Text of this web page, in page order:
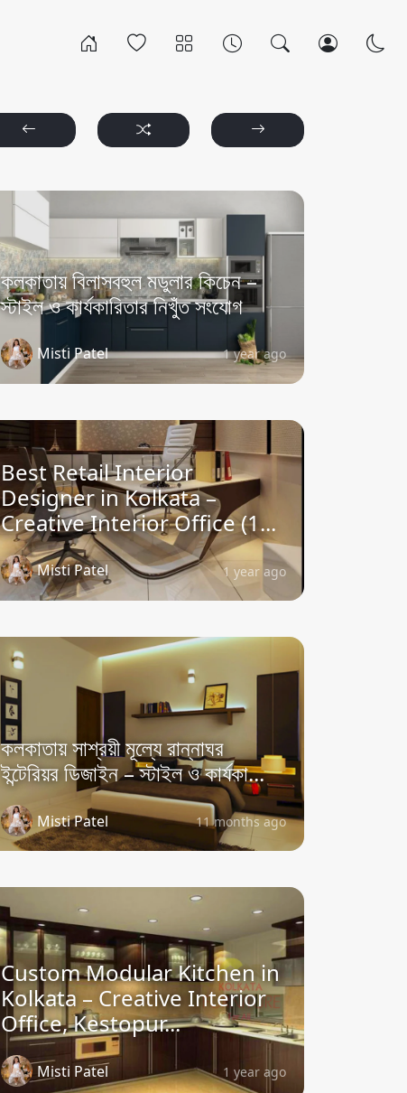
কলকাতায় বিলাসবহুল মডুলার কিচেন –
স্টাইল ও কার্যকারিতার নিখুঁত সংযোগ
Misti Patel 1 year ago
Best Retail Interior
Designer in Kolkata –
Creative Interior Office (1...
Misti Patel 1 year ago
কলকাতায় সাশ্রয়ী মূল্যে রান্নাঘর
ইন্টেরিয়র ডিজাইন – স্টাইল ও কার্যকা...
Misti Patel 11 months ago
Custom Modular Kitchen in
Kolkata – Creative Interior
Office, Kestopur...
Misti Patel 1 year ago